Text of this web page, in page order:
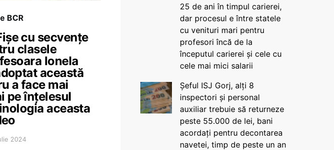
BCR
cu secvențe
clasele
Ionela
această
a face mai
pe înțelesul
aceasta
2024
25 de ani în timpul carierei,
dar procesul e între statele
cu venituri mari pentru
profesori încă de la
începutul carierei și cele cu
cele mai mici salarii
Șeful ISJ Gorj, alți 8
inspectori și personal
auxiliar trebuie să returneze
peste 55.000 de lei, bani
acordați pentru decontarea
navetei, timp de peste un an